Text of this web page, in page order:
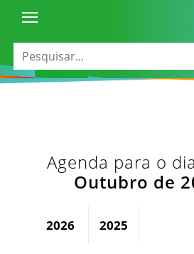
Agenda para o dia
Outubro de
2026 2025